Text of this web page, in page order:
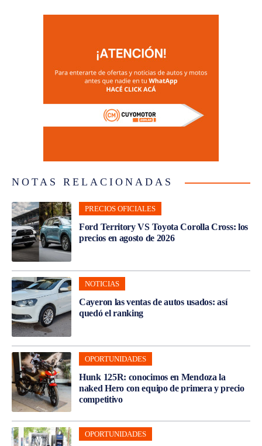
NOTAS RELACIONADAS
PRECIOS OFICIALES
Ford Territory VS Toyota Corolla Cross: los
precios en agosto de 2026
NOTICIAS
Cayeron las ventas de autos usados: así
quedó el ranking
OPORTUNIDADES
Hunk 125R: conocimos en Mendoza la
naked Hero con equipo de primera y precio
competitivo
OPORTUNIDADES